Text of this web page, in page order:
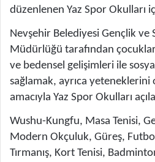
düzenlenen Yaz Spor Okulları
Nevşehir Belediyesi Gençlik ve
Müdürlüğü tarafından
ve bedensel gelişimleri ile
sağlamak, ayrıca yeteneklerini
amacıyla Yaz Spor Okulları
Wushu-Kungfu, Masa Tenisi,
Modern Okçuluk, Güreş,
Tırmanış, Kort Tenisi,